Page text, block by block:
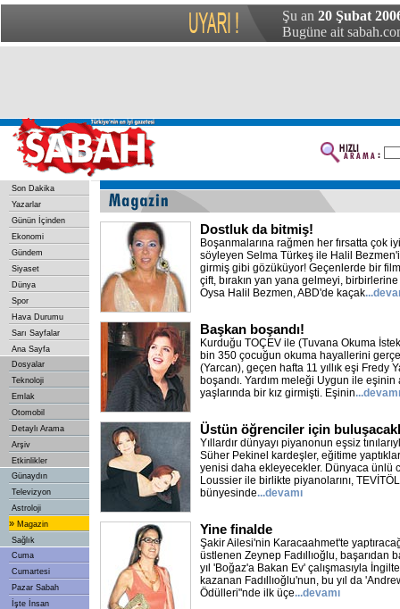
Şu an 20 Şubat
Bugüne ait
Son Dakika
Yazarlar
Günün İçinden
Ekonomi
Gündem
Siyaset
Dünya
Spor
Hava Durumu
Sarı Sayfalar
Ana Sayfa
Dosyalar
Teknoloji
Emlak
Otomobil
Detaylı Arama
Arşiv
Etkinlikler
Günaydın
Televizyon
Astroloji
» Magazin
Sağlık
Cuma
Cumartesi
Pazar Sabah
İşte İnsan
Dostluk da bitmiş!
Boşanmalarına rağmen her fırsatta çok
söyleyen Selma Türkeş ile Halil
girmiş gibi gözüküyor! Geçenlerde bir film
çift, bırakın yan yana gelmeyi,
Oysa Halil Bezmen, ABD'de kaçak
Başkan boşandı!
Kurduğu TOÇEV ile (Tuvana Okuma
bin 350 çocuğun okuma hayallerini
(Yarcan), geçen hafta 11 yıllık eşi Fredy
boşandı. Yardım meleği Uygun ile
yaşlarında bir kız girmişti. Eşinin...devamı
Üstün öğrenciler için
Yıllardır dünyayı piyanonun eşsiz
Süher Pekinel kardeşler, eğitime
yenisi daha ekleyecekler. Dünyaca ünlü
Loussier ile birlikte piyanolarını,
bünyesinde...devamı
Yine finalde
Şakir Ailesi'nin Karacaahmet'te
üstlenen Zeynep Fadıllıoğlu, başarıdan
yıl 'Boğaz'a Bakan Ev' çalışmasıyla
kazanan Fadıllıoğlu'nun, bu yıl da
Ödülleri"nde ilk üçe...devamı